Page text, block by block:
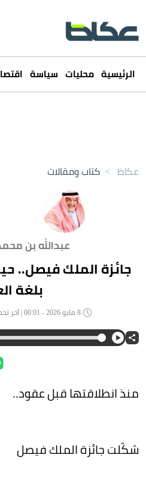
الرئيسية محليات سياسة
عكاظ > كتاب ومقالات
عبدالله بن
جائزة الملك فيصل..
بلغة
منذ انطلاقتها قبل عقود..
شكّلت جائزة الملك فيصل